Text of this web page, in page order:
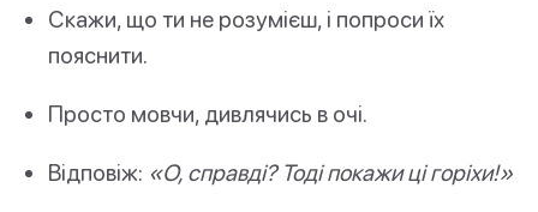
Скажи, що ти не розумієш, і попроси їх
пояснити.
Просто мовчи, дивлячись в очі.
Відповіж: «О, справді? Тоді покажи ці горіхи!»